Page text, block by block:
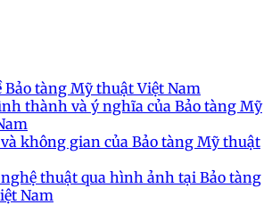
Bảo tàng Mỹ thuật Việt Nam
thành và ý nghĩa của Bảo tàng Mỹ
không gian của Bảo tàng Mỹ thuật
thuật qua hình ảnh tại Bảo tàng
Nam